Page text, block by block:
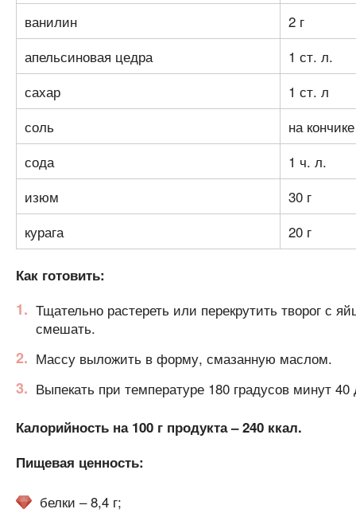
ванилин
2 г
апельсиновая цедра
1 ст. л.
сахар
1 ст. л
соль
на
сода
1 ч. л.
изюм
30 г
курага
20 г
Как готовить:
Тщательно растереть или перекрутить творог с
смешать.
Массу выложить в форму, смазанную маслом.
Выпекать при температуре 180 градусов минут
Калорийность на 100 г продукта – 240 ккал.
Пищевая ценность:
белки – 8,4 г;